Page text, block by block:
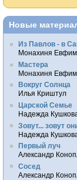
Новые
Из Павлов - в
Монахиня
Мастера
Монахиня
Вокруг Солнца
Илья Криштул
Царской Семье
Надежда
Зовут... зовут
Надежда
Первый луч
Александр
Сосед
Александр